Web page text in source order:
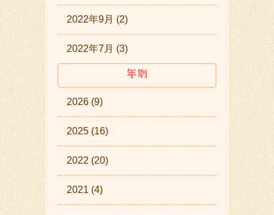
2022年9月 (2)
2022年7月 (3)
2026 (9)
2025 (16)
2022 (20)
2021 (4)